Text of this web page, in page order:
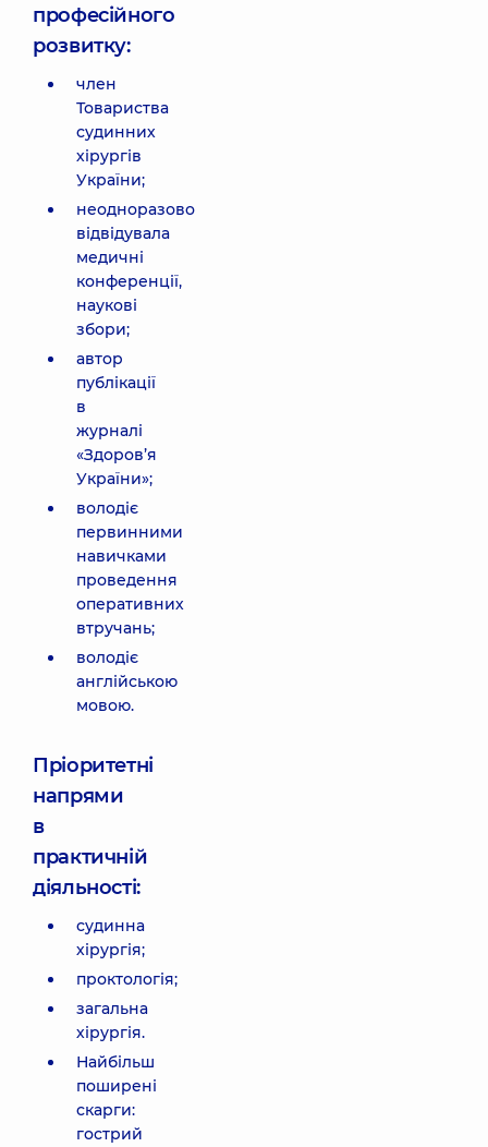
професійного
розвитку:
член
Товариства
судинних
хірургів
України;
неодноразово
відвідувала
медичні
конференції,
наукові
збори;
автор
публікації
в
журналі
«Здоров’я
України»;
володіє
первинними
навичками
проведення
оперативних
втручань;
володіє
англійською
мовою.
Пріоритетні
напрями
в
практичній
діяльності:
судинна
хірургія;
проктологія;
загальна
хірургія.
Найбільш
поширені
скарги:
гострий